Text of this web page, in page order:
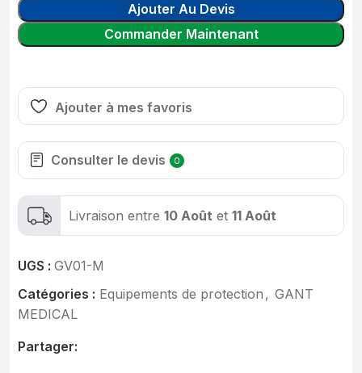
Ajouter Au Devis
Commander Maintenant
Ajouter à mes favoris
Consulter le devis 0
Livraison entre 10 Août et 11 Août
UGS : GV01-M
Catégories : Equipements de protection , GANT
MEDICAL
Partager: